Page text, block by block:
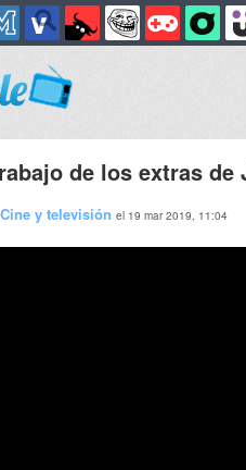
de los extras de
Cine y televisión el 19 mar 2019, 11:04